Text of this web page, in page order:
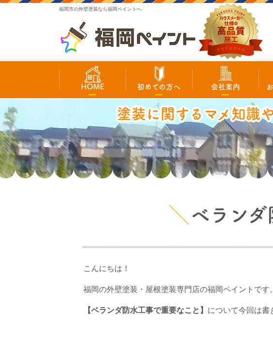
福岡市の外壁塗装なら福岡ペイントへ
HOME 初めての方へ 会社案内
塗装に関するマメ知識
ベラン
こんにちは！
福岡の外壁塗装・屋根塗装専門店の福岡ペイントです。
【ベランダ防水工事で重要なこと】 について今回は書